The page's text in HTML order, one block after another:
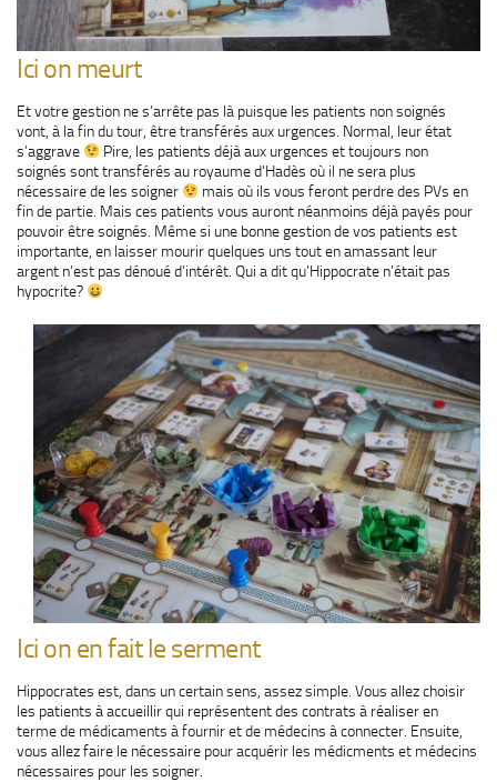
Ici on meurt
Et votre gestion ne s’arrête pas là puisque les patients non soignés
vont, à la fin du tour, être transférés aux urgences. Normal, leur état
s’aggrave
Pire, les patients déjà aux urgences et toujours non
soignés sont transférés au royaume d’Hadès où il ne sera plus
nécessaire de les soigner
mais où ils vous feront perdre des PVs en
fin de partie. Mais ces patients vous auront néanmoins déjà payés pour
pouvoir être soignés. Même si une bonne gestion de vos patients est
importante, en laisser mourir quelques uns tout en amassant leur
argent n’est pas dénoué d’intérêt. Qui a dit qu’Hippocrate n’était pas
hypocrite?
Ici on en fait le serment
Hippocrates est, dans un certain sens, assez simple. Vous allez choisir
les patients à accueillir qui représentent des contrats à réaliser en
terme de médicaments à fournir et de médecins à connecter. Ensuite,
vous allez faire le nécessaire pour acquérir les médicments et médecins
nécessaires pour les soigner.